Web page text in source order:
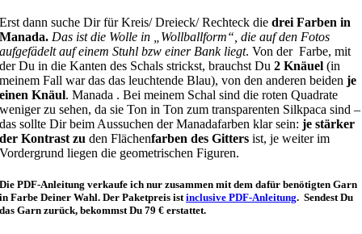
Erst dann suche Dir für Kreis/ Dreieck/ Rechteck diedrei Farben in
Manada. Das ist die Wolle in „Wollballform“, die auf den Fotos
aufgefädelt auf einem Stuhl bzw einer Bank liegt. Von der Farbe, mit
der Du in die Kanten des Schals strickst, brauchst Du2 Knäuel (in
meinem Fall war das das leuchtende Blau), von den anderen beidenje
einen Knäul. Manada . Bei meinem Schal sind die roten Quadrate
weniger zu sehen, da sie Ton in Ton zum transparenten Silkpaca sind –
das sollte Dir beim Aussuchen der Manadafarben klar sein:je stärker
der Kontrast zuden Flächenfarben des Gitters ist, je weiter im
Vordergrund liegen die geometrischen Figuren.
Die PDF-Anleitung verkaufe ich nur zusammen mit dem dafür benötigten Garn
in Farbe Deiner Wahl. Der Paketpreis istinclusive PDF-Anleitung. Sendest Du
das Garn zurück, bekommst Du 79 € erstattet.